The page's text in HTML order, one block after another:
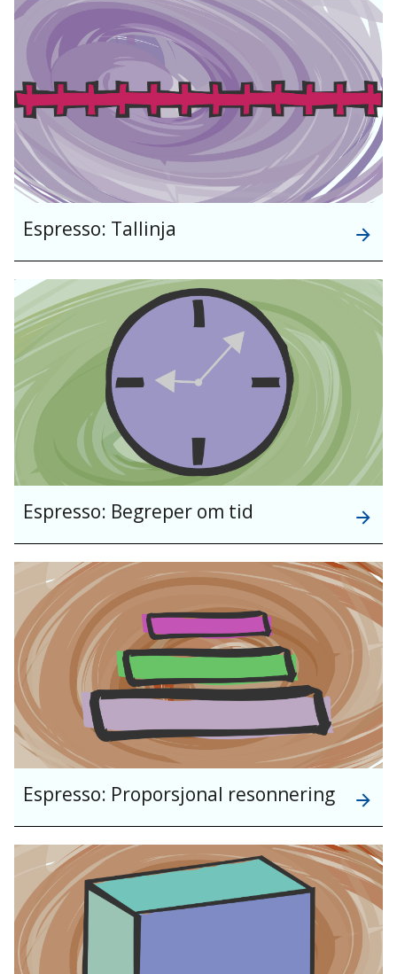
Espresso: Tallinja
Espresso: Begreper om tid
Espresso: Proporsjonal resonnering